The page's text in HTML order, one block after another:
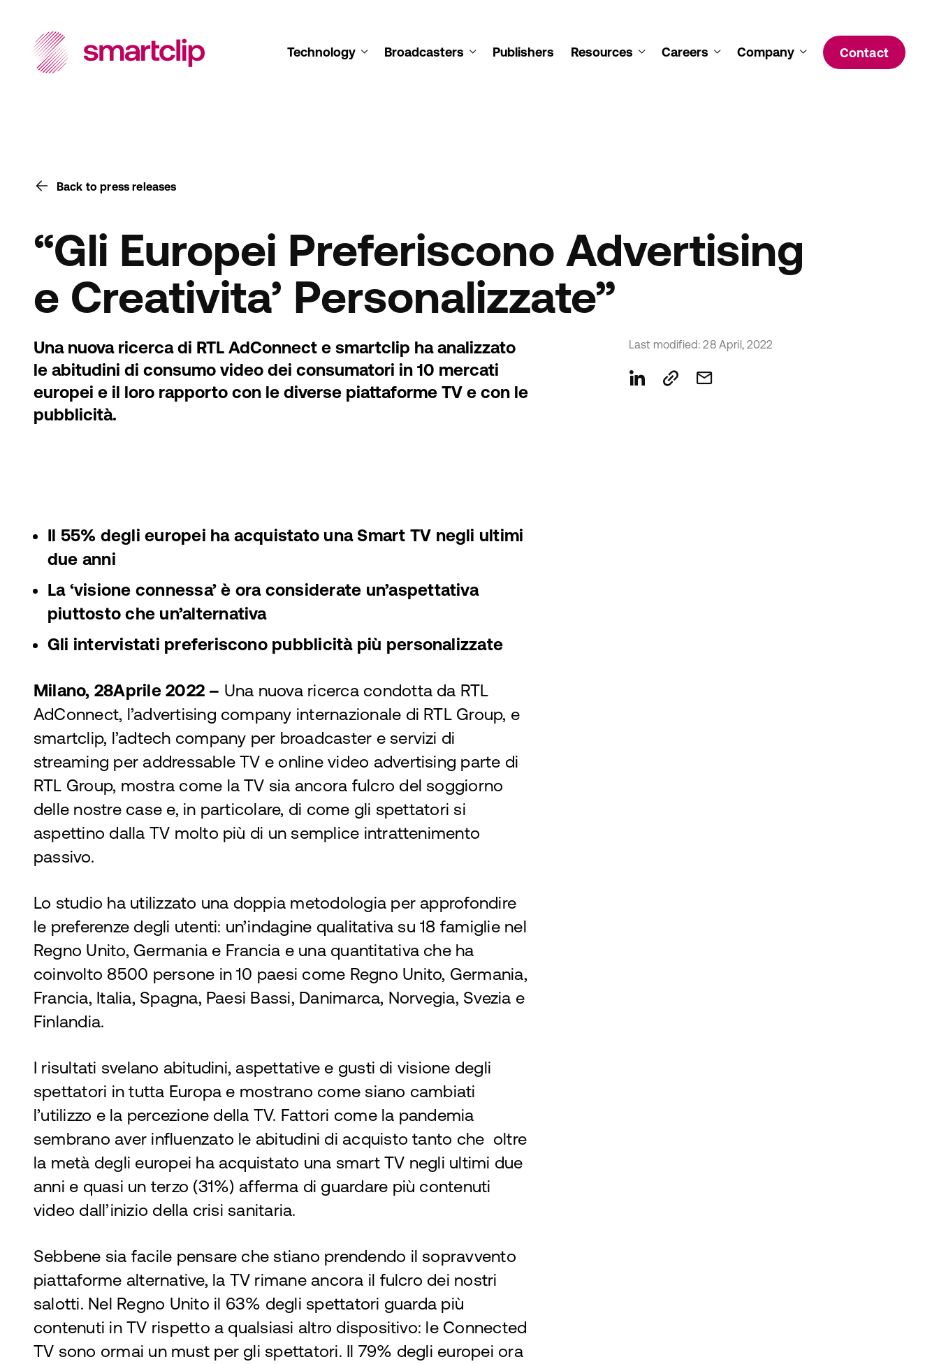
Technology Broadcasters Publishers Resources Careers Company Contact
Back to press releases
“Gli Europei Preferiscono Advertising
e Creativita’ Personalizzate”
Una nuova ricerca di RTL AdConnect e smartclip ha analizzato
le abitudini di consumo video dei consumatori in 10 mercati
europei e il loro rapporto con le diverse piattaforme TV e con le
pubblicità.
Last modified: 28 April, 2022
Il 55% degli europei ha acquistato una Smart TV negli ultimi
due anni
La ‘visione connessa’ è ora considerate un’aspettativa
piuttosto che un’alternativa
Gli intervistati preferiscono pubblicità più personalizzate
Milano, 28Aprile 2022 – Una nuova ricerca condotta da RTL
AdConnect, l’advertising company internazionale di RTL Group, e
smartclip, l’adtech company per broadcaster e servizi di
streaming per addressable TV e online video advertising parte di
RTL Group, mostra come la TV sia ancora fulcro del soggiorno
delle nostre case e, in particolare, di come gli spettatori si
aspettino dalla TV molto più di un semplice intrattenimento
passivo.
Lo studio ha utilizzato una doppia metodologia per approfondire
le preferenze degli utenti: un’indagine qualitativa su 18 famiglie nel
Regno Unito, Germania e Francia e una quantitativa che ha
coinvolto 8500 persone in 10 paesi come Regno Unito, Germania,
Francia, Italia, Spagna, Paesi Bassi, Danimarca, Norvegia, Svezia e
Finlandia.
I risultati svelano abitudini, aspettative e gusti di visione degli
spettatori in tutta Europa e mostrano come siano cambiati
l’utilizzo e la percezione della TV. Fattori come la pandemia
sembrano aver influenzato le abitudini di acquisto tanto che oltre
la metà degli europei ha acquistato una smart TV negli ultimi due
anni e quasi un terzo (31%) afferma di guardare più contenuti
video dall’inizio della crisi sanitaria.
Sebbene sia facile pensare che stiano prendendo il sopravvento
piattaforme alternative, la TV rimane ancora il fulcro dei nostri
salotti. Nel Regno Unito il 63% degli spettatori guarda più
contenuti in TV rispetto a qualsiasi altro dispositivo: le Connected
TV sono ormai un must per gli spettatori. Il 79% degli europei ora